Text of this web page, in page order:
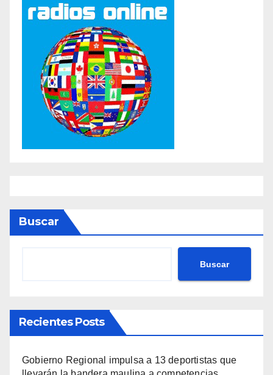
Buscar
Buscar
Recientes Posts
Gobierno Regional impulsa a 13 deportistas que